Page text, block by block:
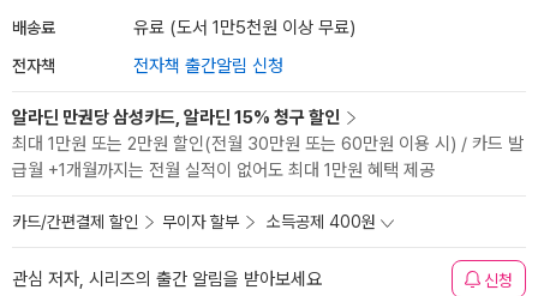
배송료 유료 (도서 1만5천원 이상 무료)
전자책 전자책 출간알림 신청
알라딘 만권당 삼성카드, 알라딘 15% 청구 할인
최대 1만원 또는 2만원 할인(전월 30만원 또는 60만원 이용 시) / 카드 발
급월 +1개월까지는 전월 실적이 없어도 최대 1만원 혜택 제공
카드/간편결제 할인 무이자 할부 소득공제 400원
관심 저자, 시리즈의 출간 알림을 받아보세요 신청